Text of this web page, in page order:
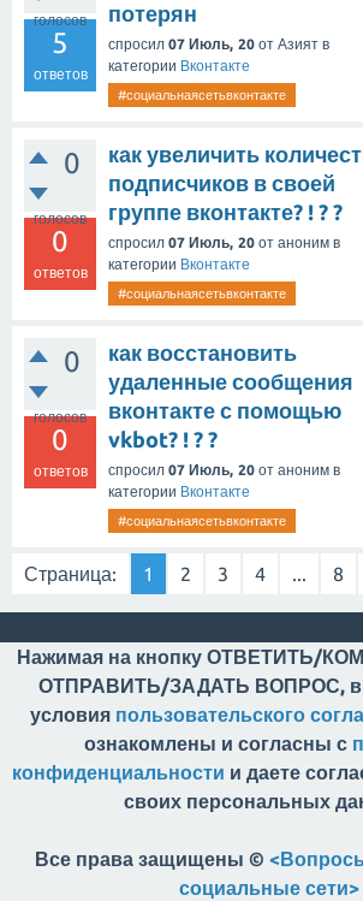
голосов
5
ответов
потерян
спросил 07 Июль, 20 от Азият в
категории Вконтакте
#социальнаясетьвконтакте
0
голосов
0
ответов
как увеличить
подписчиков в своей
группе вконтакте? ! ? ?
спросил 07 Июль, 20 от аноним в
категории Вконтакте
#социальнаясетьвконтакте
0
голосов
0
ответов
как восстановить
удаленные сообщения
вконтакте с помощью
vkbot? ! ? ?
спросил 07 Июль, 20 от аноним в
категории Вконтакте
#социальнаясетьвконтакте
Страница: 1 2 3 4 ... 8
Нажимая на кнопку ОТВЕТИТЬ/
ОТПРАВИТЬ/ЗАДАТЬ ВОПРОС,
условия пользовательского
ознакомлены и согласны с
конфиденциальности и даете
своих персональных
Все права защищены ©
социальные сети>